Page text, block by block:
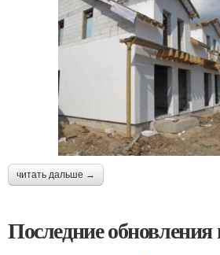
читать дальше →
Последние обновления